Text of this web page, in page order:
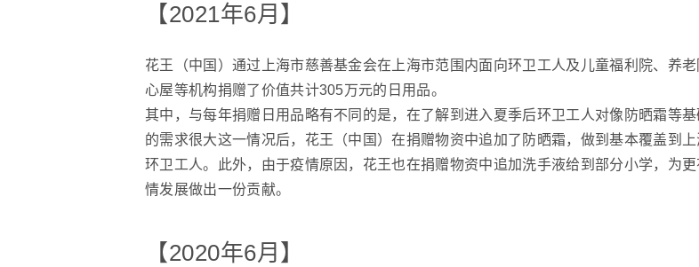
【2021年6月】
花王（中国）通过上海市慈善基金会在上海市范围内面向环卫工人及儿童福利院、养
心屋等机构捐赠了价值共计305万元的日用品。
其中，与每年捐赠日用品略有不同的是，在了解到进入夏季后环卫工人对像防晒霜等
的需求很大这一情况后，花王（中国）在捐赠物资中追加了防晒霜，做到基本覆盖到
环卫工人。此外，由于疫情原因，花王也在捐赠物资中追加洗手液给到部分小学，为
情发展做出一份贡献。
【2020年6月】